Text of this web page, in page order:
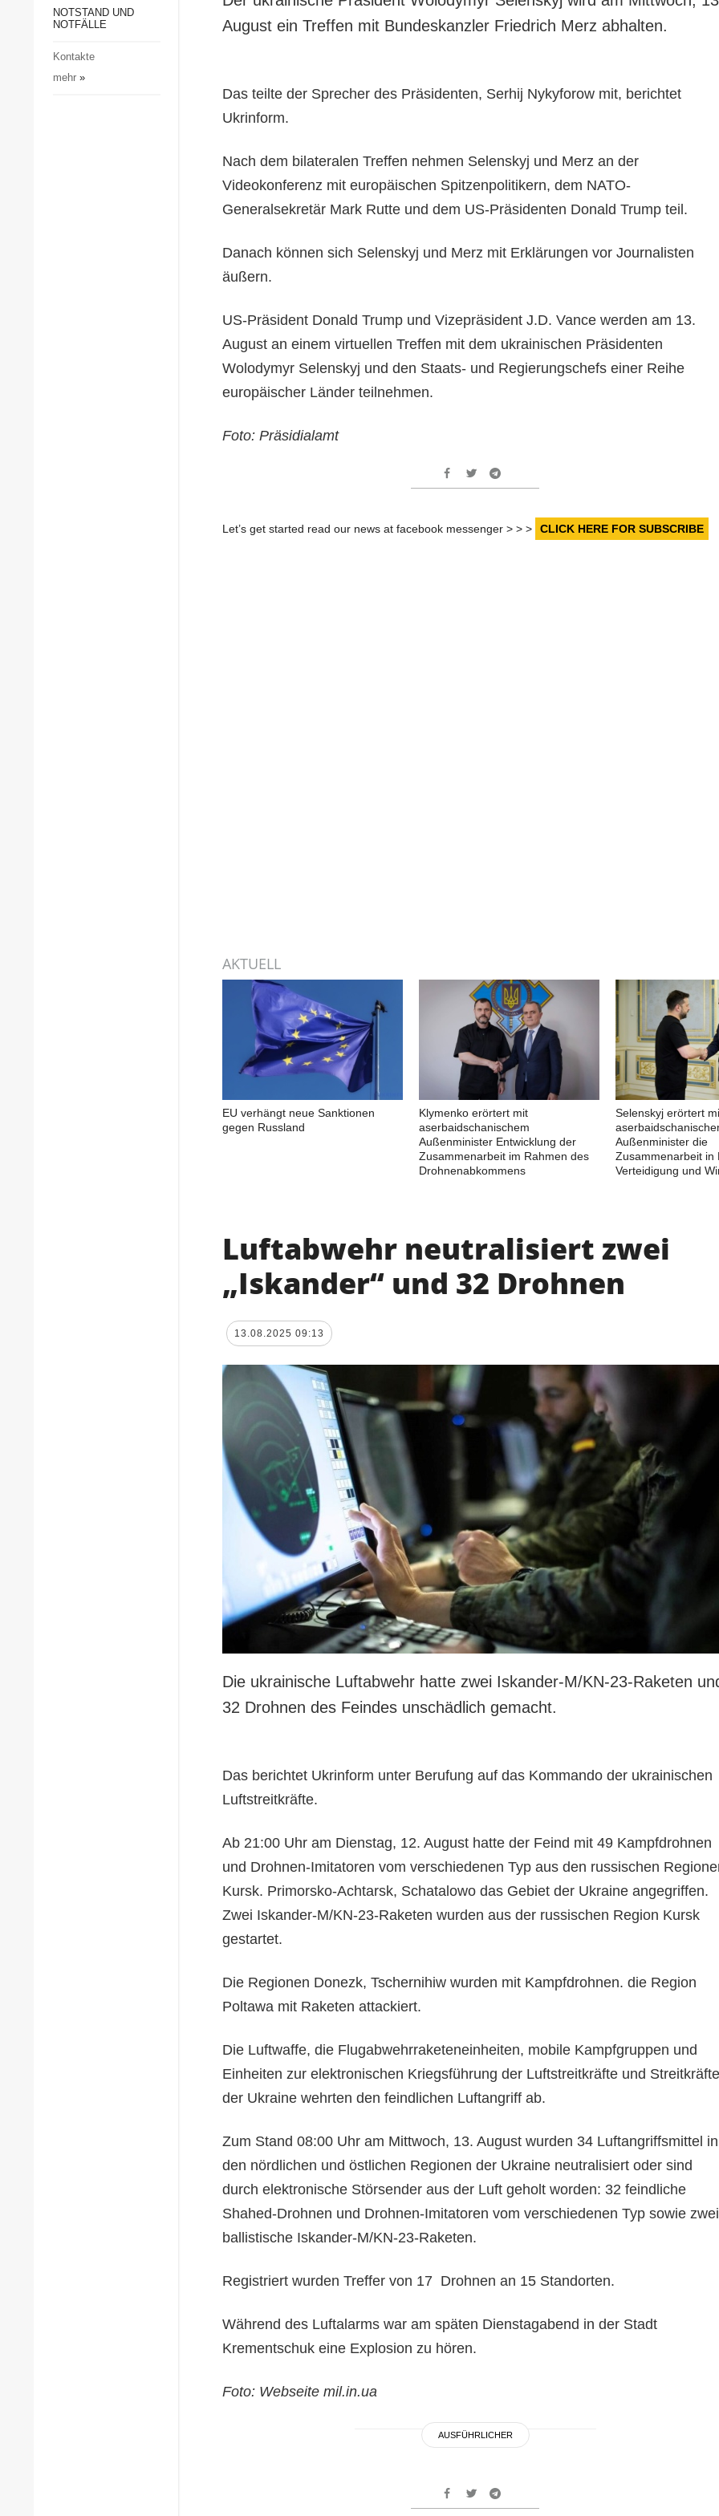
Gesellschaft und Kultur
Notstand und Notfälle
NOTSTAND UND
NOTFÄLLE
Kontakte
mehr»
August ein Treffen mit Bundeskanzler Friedrich Merz abhalten.
Das teilte der Sprecher des Präsidenten, Serhij Nykyforow mit, berichtet
Ukrinform.
Nach dem bilateralen Treffen nehmen Selenskyj und Merz an der
Videokonferenz mit europäischen Spitzenpolitikern, dem NATO-
Generalsekretär Mark Rutte und dem US-Präsidenten Donald Trump teil.
Danach können sich Selenskyj und Merz mit Erklärungen vor Journalisten
äußern.
US-Präsident Donald Trump und Vizepräsident J.D. Vance werden am 13.
August an einem virtuellen Treffen mit dem ukrainischen Präsidenten
Wolodymyr Selenskyj und den Staats- und Regierungschefs einer Reihe
europäischer Länder teilnehmen.
Foto: Präsidialamt
Let’s get started read our news at facebook messenger > > > CLICK HERE FOR SUBSCRIBE
AKTUELL
EU verhängt neue Sanktionen
gegen Russland
Klymenko erörtert mit
aserbaidschanischem
Außenminister Entwicklung der
Zusammenarbeit im Rahmen des
Drohnenabkommens
Selenskyj erörtert
Außenminister die
Zusammenarbeit in
Verteidigung und
Luftabwehr neutralisiert zwei
„Iskander“ und 32 Drohnen
13.08.2025 09:13
Die ukrainische Luftabwehr hatte zwei Iskander-M/KN-23-Raketen
32 Drohnen des Feindes unschädlich gemacht.
Das berichtet Ukrinform unter Berufung auf das Kommando der ukrainischen
Luftstreitkräfte.
Ab 21:00 Uhr am Dienstag, 12. August hatte der Feind mit 49 Kampfdrohnen
und Drohnen-Imitatoren vom verschiedenen Typ aus den russischen
Kursk. Primorsko-Achtarsk, Schatalowo das Gebiet der Ukraine angegriffen.
Zwei Iskander-M/KN-23-Raketen wurden aus der russischen Region Kursk
gestartet.
Die Regionen Donezk, Tschernihiw wurden mit Kampfdrohnen. die Region
Poltawa mit Raketen attackiert.
Die Luftwaffe, die Flugabwehrraketeneinheiten, mobile Kampfgruppen und
Einheiten zur elektronischen Kriegsführung der Luftstreitkräfte und Streitkräfte
der Ukraine wehrten den feindlichen Luftangriff ab.
Zum Stand 08:00 Uhr am Mittwoch, 13. August wurden 34 Luftangriffsmittel in
den nördlichen und östlichen Regionen der Ukraine neutralisiert oder sind
durch elektronische Störsender aus der Luft geholt worden: 32 feindliche
Shahed-Drohnen und Drohnen-Imitatoren vom verschiedenen Typ sowie zwei
ballistische Iskander-M/KN-23-Raketen.
Registriert wurden Treffer von 17 Drohnen an 15 Standorten.
Während des Luftalarms war am späten Dienstagabend in der Stadt
Krementschuk eine Explosion zu hören.
Foto: Webseite mil.in.ua
AUSFÜHRLICHER